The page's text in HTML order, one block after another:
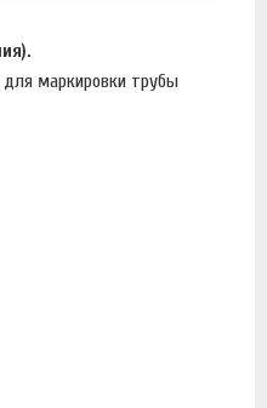
для маркировки трубы